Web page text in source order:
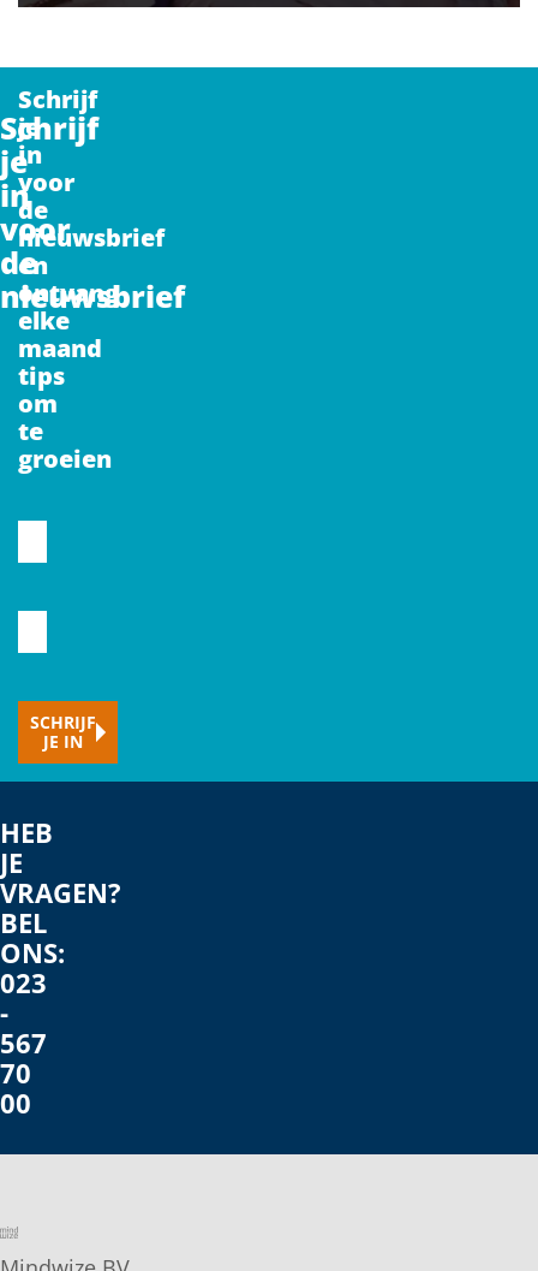
Schrijf
je
in
voor
de
nieuwsbrief
Schrijf
je
in
voor
de
nieuwsbrief
en
ontvang
elke
maand
tips
om
te
groeien
CAPTCHA
je
e-
mailadres
SCHRIJF
JE IN
HEB
JE
VRAGEN?
BEL
ONS:
023
-
567
70
00